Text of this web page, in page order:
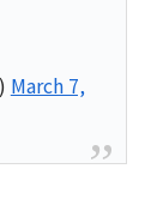
March 7,